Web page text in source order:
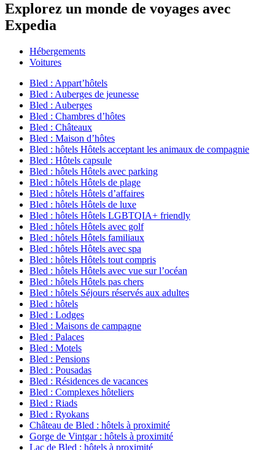
Explorez un monde de voyages avec
Expedia
Hébergements
Voitures
Bled : Appart’hôtels
Bled : Auberges de jeunesse
Bled : Auberges
Bled : Chambres d’hôtes
Bled : Châteaux
Bled : Maison d’hôtes
Bled : hôtels Hôtels acceptant les animaux de compagnie
Bled : Hôtels capsule
Bled : hôtels Hôtels avec parking
Bled : hôtels Hôtels de plage
Bled : hôtels Hôtels d’affaires
Bled : hôtels Hôtels de luxe
Bled : hôtels Hôtels LGBTQIA+ friendly
Bled : hôtels Hôtels avec golf
Bled : hôtels Hôtels familiaux
Bled : hôtels Hôtels avec spa
Bled : hôtels Hôtels tout compris
Bled : hôtels Hôtels avec vue sur l’océan
Bled : hôtels Hôtels pas chers
Bled : hôtels Séjours réservés aux adultes
Bled : hôtels
Bled : Lodges
Bled : Maisons de campagne
Bled : Palaces
Bled : Motels
Bled : Pensions
Bled : Pousadas
Bled : Résidences de vacances
Bled : Complexes hôteliers
Bled : Riads
Bled : Ryokans
Château de Bled : hôtels à proximité
Gorge de Vintgar : hôtels à proximité
Lac de Bled : hôtels à proximité